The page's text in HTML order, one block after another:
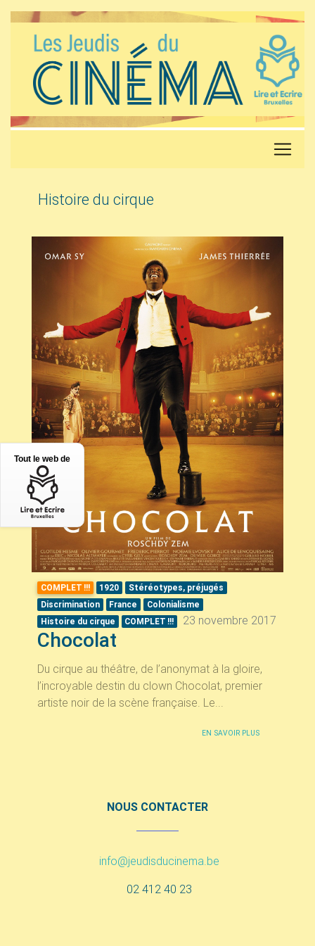
Histoire du cirque
COMPLET !!! 1920
Stéréotypes, préjugés
Discrimination
France
Colonialisme
Histoire du cirque
COMPLET !!! 23 novembre 2017
Chocolat
Du cirque au théâtre, de l’anonymat à la gloire,
l’incroyable destin du clown Chocolat, premier
artiste noir de la scène française. Le...
EN SAVOIR PLUS
NOUS CONTACTER
info@jeudisducinema.be
02 412 40 23
Tout le web de